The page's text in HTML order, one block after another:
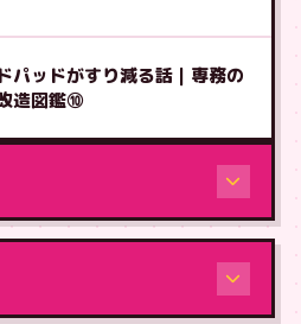
パッドがすり減る話｜専務の
造図鑑⑩